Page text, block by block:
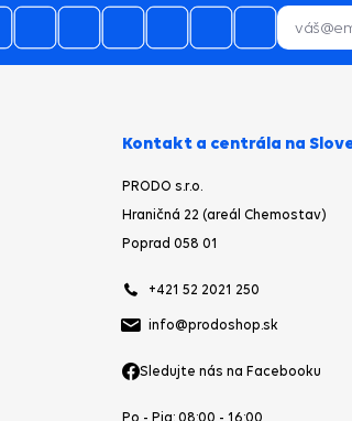
nie po
Kontakt a centrála na
PRODO s.r.o.